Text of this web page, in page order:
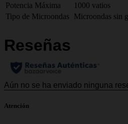
Potencia Máxima
1000 vatios
Tipo de Microondas
Microondas sin
Atención